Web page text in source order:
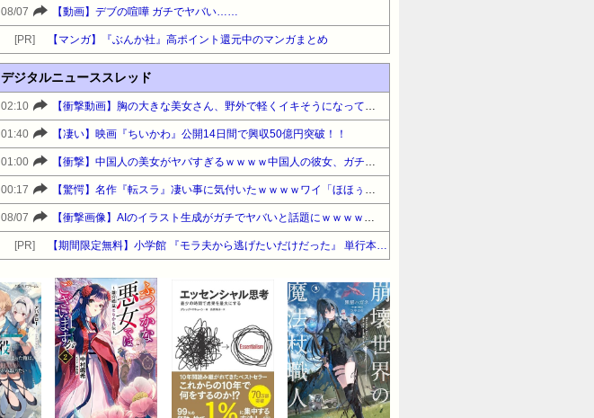
08/07 【動画】デブの喧嘩 ガチでヤバい……
[PR] 【マンガ】『ぶんか社』高ポイント還元中のマンガまとめ
デジタルニューススレッド
02:10
01:40 【凄い】映画『ちいかわ』公開14日間で興収50億円突破！！
01:00
00:17
08/07
[PR]